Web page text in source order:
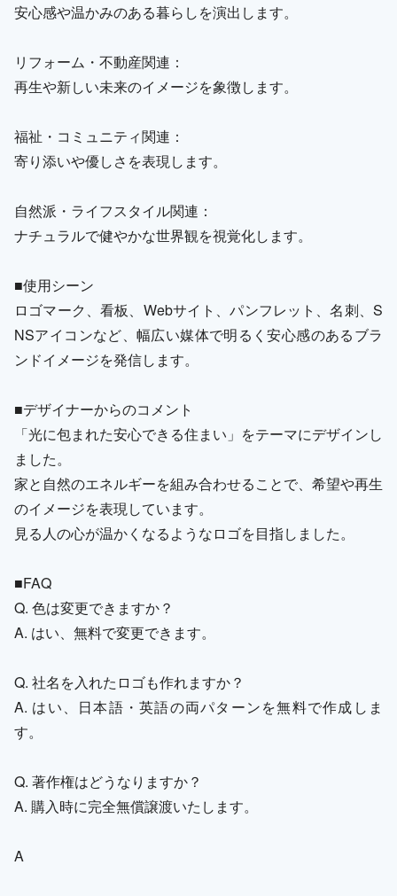
安心感や温かみのある暮らしを演出します。
リフォーム・不動産関連：
再生や新しい未来のイメージを象徴します。
福祉・コミュニティ関連：
寄り添いや優しさを表現します。
自然派・ライフスタイル関連：
ナチュラルで健やかな世界観を視覚化します。
■使用シーン
ロゴマーク、看板、Webサイト、パンフレット、名刺、S
NSアイコンなど、幅広い媒体で明るく安心感のあるブラ
ンドイメージを発信します。
■デザイナーからのコメント
「光に包まれた安心できる住まい」をテーマにデザインし
ました。
家と自然のエネルギーを組み合わせることで、希望や再生
のイメージを表現しています。
見る人の心が温かくなるようなロゴを目指しました。
■FAQ
Q. 色は変更できますか？
A. はい、無料で変更できます。
Q. 社名を入れたロゴも作れますか？
A. はい、日本語・英語の両パターンを無料で作成しま
す。
Q. 著作権はどうなりますか？
A. 購入時に完全無償譲渡いたします。
A